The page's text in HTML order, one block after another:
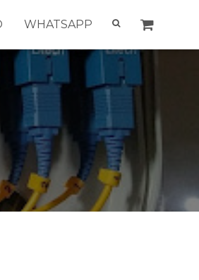
WHATSAPP